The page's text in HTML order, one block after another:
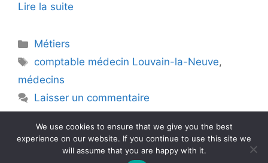
Lire la suite
Catégories
Métiers
Étiquettes
comptable médecin Louvain-la-Neuve,
médecins
Laisser un commentaire
© 2026 La performance web pour les entreprises et
We use cookies to ensure that we give you the best
experience on our website. If you continue to use this site we
will assume that you are happy with it.